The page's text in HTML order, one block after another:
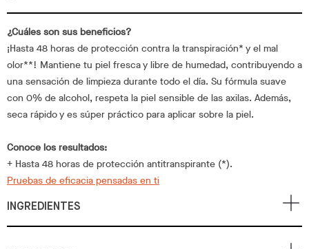
¿Cuáles son sus beneficios?
¡Hasta 48 horas de protección contra la transpiración* y el mal
olor**! Mantiene tu piel fresca y libre de humedad, contribuyendo a
una sensación de limpieza durante todo el día. Su fórmula suave
con 0% de alcohol, respeta la piel sensible de las axilas. Además,
seca rápido y es súper práctico para aplicar sobre la piel.
Conoce los resultados:
+ Hasta 48 horas de protección antitranspirante (*).
Pruebas de eficacia pensadas en ti
INGREDIENTES